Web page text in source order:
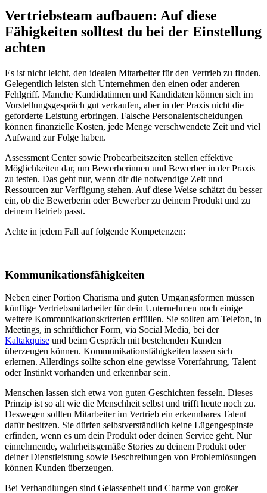
Vertriebsteam aufbauen: Auf diese
Fähigkeiten solltest du bei der Einstellung
achten
Es ist nicht leicht, den idealen Mitarbeiter für den Vertrieb zu finden.
Gelegentlich leisten sich Unternehmen den einen oder anderen
Fehlgriff. Manche Kandidatinnen und Kandidaten können sich im
Vorstellungsgespräch gut verkaufen, aber in der Praxis nicht die
geforderte Leistung erbringen. Falsche Personalentscheidungen
können finanzielle Kosten, jede Menge verschwendete Zeit und viel
Aufwand zur Folge haben.
Assessment Center sowie Probearbeitszeiten stellen effektive
Möglichkeiten dar, um Bewerberinnen und Bewerber in der Praxis
zu testen. Das geht nur, wenn dir die notwendige Zeit und
Ressourcen zur Verfügung stehen. Auf diese Weise schätzt du besser
ein, ob die Bewerberin oder Bewerber zu deinem Produkt und zu
deinem Betrieb passt.
Achte in jedem Fall auf folgende Kompetenzen:
Kommunikationsfähigkeiten
Neben einer Portion Charisma und guten Umgangsformen müssen
künftige Vertriebsmitarbeiter für dein Unternehmen noch einige
weitere Kommunikationskriterien erfüllen. Sie sollten am Telefon, in
Meetings, in schriftlicher Form, via Social Media, bei der
Kaltakquise und beim Gespräch mit bestehenden Kunden
überzeugen können. Kommunikationsfähigkeiten lassen sich
erlernen. Allerdings sollte schon eine gewisse Vorerfahrung, Talent
oder Instinkt vorhanden und erkennbar sein.
Menschen lassen sich etwa von guten Geschichten fesseln. Dieses
Prinzip ist so alt wie die Menschheit selbst und trifft heute noch zu.
Deswegen sollten Mitarbeiter im Vertrieb ein erkennbares Talent
dafür besitzen. Sie dürfen selbstverständlich keine Lügengespinste
erfinden, wenn es um dein Produkt oder deinen Service geht. Nur
einnehmende, wahrheitsgemäße Stories zu deinem Produkt oder
deiner Dienstleistung sowie Beschreibungen von Problemlösungen
können Kunden überzeugen.
Bei Verhandlungen sind Gelassenheit und Charme von großer